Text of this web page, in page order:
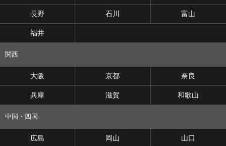
長野 石川 富山
福井
関西
大阪 京都 奈良
兵庫 滋賀 和歌山
中国・四国
広島 岡山 山口